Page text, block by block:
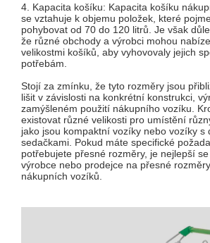
4. Kapacita košíku: Kapacita košíku
se vztahuje k objemu položek, které
pohybovat od 70 do 120 litrů. Je však
že různé obchody a výrobci mohou
velikostmi košíků, aby vyhovovaly jejich
potřebám.
Stojí za zmínku, že tyto rozměry jsou
lišit v závislosti na konkrétní konstrukci,
zamýšleném použití nákupního vozíku.
existovat různé velikosti pro umístění
jako jsou kompaktní vozíky nebo vozíky s
sedačkami. Pokud máte specifické
potřebujete přesné rozměry, je nejlepší
výrobce nebo prodejce na přesné
nákupních vozíků.